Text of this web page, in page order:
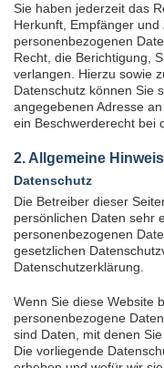
Sie haben jederzeit das
Herkunft, Empfänger
personenbezogenen
Recht, die Berichtigung,
verlangen. Hierzu sowie
Datenschutz können Sie
angegebenen Adresse
ein Beschwerderecht bei
2. Allgemeine
Datenschutz
Die Betreiber dieser
persönlichen Daten sehr
personenbezogenen
gesetzlichen
Datenschutzerklärung.
Wenn Sie diese Website
personenbezogene
sind Daten, mit denen
Die vorliegende